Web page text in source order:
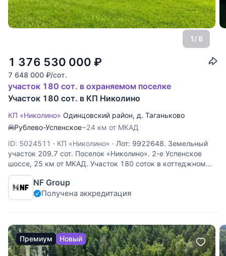
1/ 8
1 376 530 000 ₽
7 648 000 ₽/сот.
участок 180 сот. в охраняемом поселке
Участок 180 сот. в КП Николино
КП «Николино» Одинцовский район, д. Таганьково
Рублево-Успенское~24 км от МКАД
ID: 5024511 · КП «Николино» · Лот: 9922648. Земельный
участок 209.7 cот. Поселок «Николино». 2-е Успенское
шоссе, 25 км от МКАД. Участок 180 соток в коттеджном
поселке Николино — ваш шанс создать идеальное
загородное убежище. Расположенный в престижном
Одинцовском городском
NF Group
Получена аккредитация
Премиум Новый